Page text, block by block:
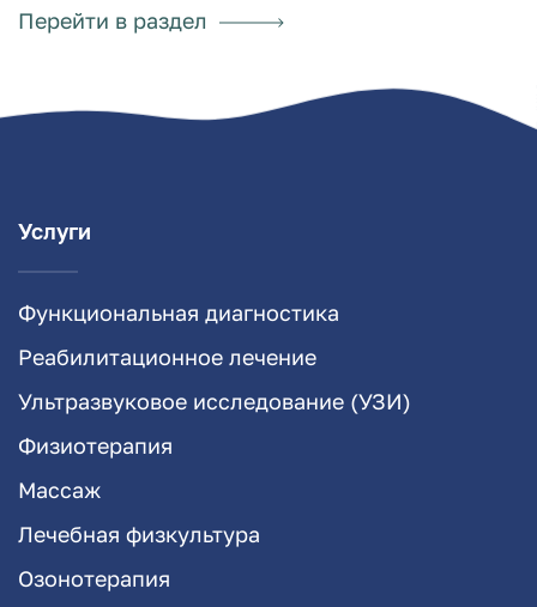
Перейти в раздел
Услуги
Функциональная диагностика
Реабилитационное лечение
Ультразвуковое исследование (УЗИ)
Физиотерапия
Массаж
Лечебная физкультура
Озонотерапия